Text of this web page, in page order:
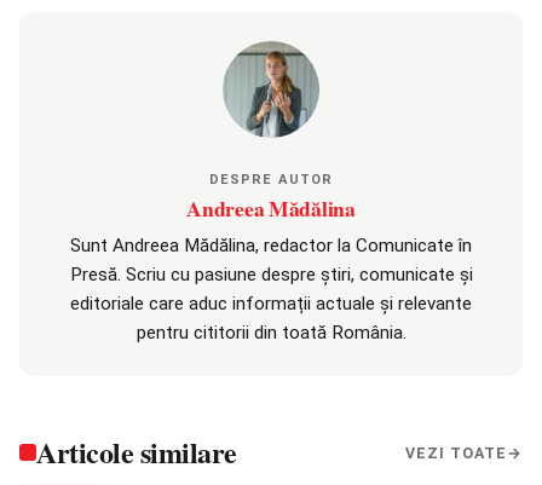
DESPRE AUTOR
Andreea Mădălina
Sunt Andreea Mădălina, redactor la Comunicate în
Presă. Scriu cu pasiune despre știri, comunicate și
editoriale care aduc informații actuale și relevante
pentru cititorii din toată România.
Articole similare VEZI TOATE